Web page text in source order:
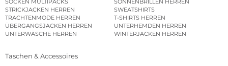
STRICKJACKEN HERREN
SWEATSHIRTS
TRACHTENMODE HERREN
T-SHIRTS HERREN
ÜBERGANGSJACKEN HERREN
UNTERHEMDEN HERREN
UNTERWÄSCHE HERREN
WINTERJACKEN HERREN
Taschen & Accessoires